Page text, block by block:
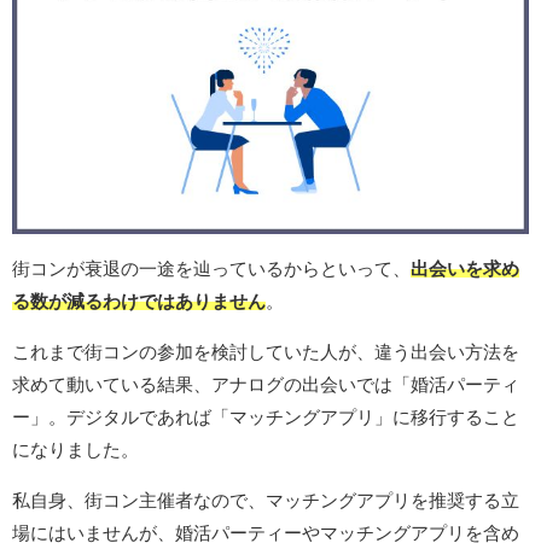
街コンが衰退の一途を辿っているからといって、 出会いを求め
る数が減るわけではありません
これまで街コンの参加を検討していた人が、違う出会い方法を
求めて動いている結果、アナログの出会いでは「婚活パーティ
ー」。デジタルであれば「マッチングアプリ」に移行すること
になりました。
私自身、街コン主催者なので、マッチングアプリを推奨する立
場にはいませんが、婚活パーティーやマッチングアプリを含め